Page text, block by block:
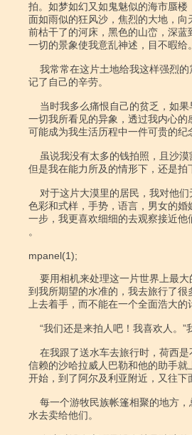
拍。如梦如幻又如鬼魅似的海市蜃
面如雨似的狂风沙，焦烈的大地，
前枯干了的河床，黑色的山峦，深
一切的景象使我意乱神述，目不暇给。
记了自己的辛劳。
一切我所看见的异象，透过我内心
可能成为我生活历程中一件可贵的纪
但是我在能力所及的情形下，还是拍
色彩和式样，手势，语言，男女的
一步，我更喜欢细细的去观察接近
。
mpanel(1);
到我所期望的水准的，我去旅行了
上去着手，而不能在一个全面浩大
信赖的沙哈拉威人巴勒和他的助手
开始，到了阿尔及利亚附近，又往下
水去卖给他们。